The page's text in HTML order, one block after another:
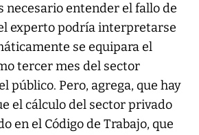
necesario entender el fallo de
experto podría interpretarse
se equipara el
tercer mes del sector
público. Pero, agrega, que hay
el cálculo del sector privado
en el Código de Trabajo, que